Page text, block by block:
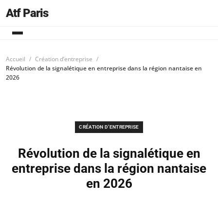
Atf Paris
Accueil
Création d’entreprise
Révolution de la signalétique en entreprise dans la région nantaise en
2026
CRÉATION D’ENTREPRISE
Révolution de la signalétique en
entreprise dans la région nantaise
en 2026